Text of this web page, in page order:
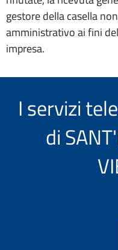
gestore della casella
amministrativo ai fini
impresa.
I servizi
di